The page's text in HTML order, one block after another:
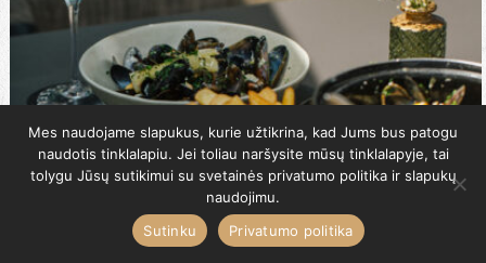
Mes naudojame slapukus, kurie užtikrina, kad Jums bus patogu
naudotis tinklalapiu. Jei toliau naršysite mūsų tinklalapyje, tai
tolygu Jūsų sutikimui su svetainės privatumo politika ir slapukų
naudojimu.
Sutinku
Privatumo politika